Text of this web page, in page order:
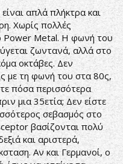
απλά πλήκτρα και
Χωρίς πολλές
Power Metal. Η φωνή του
ζωντανά, αλλά στο
οκτάβες. Δεν
με τη φωνή του στα 80ς,
πόσα περισσότερα
μια 35ετία; Δεν είστε
σεβασμός στο
βασίζονται πολύ
και αριστερά,
Αν και Γερμανοί, ο